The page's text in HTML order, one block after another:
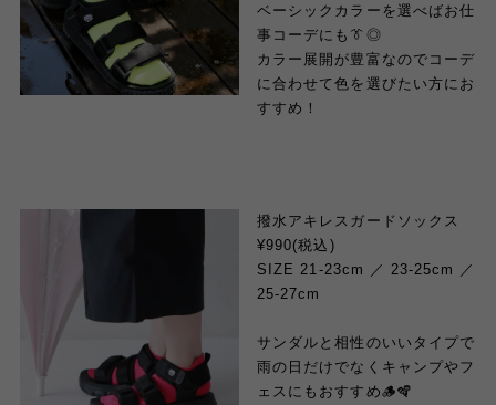
ベーシックカラーを選べばお仕
事コーデにも👔◎
カラー展開が豊富なのでコーデ
に合わせて色を選びたい方にお
すすめ！
撥水アキレスガードソックス
¥990(税込)
SIZE 21-23cm ／ 23-25cm ／
25-27cm
サンダルと相性のいいタイプで
雨の日だけでなくキャンプやフ
ェスにもおすすめ🪵🪇